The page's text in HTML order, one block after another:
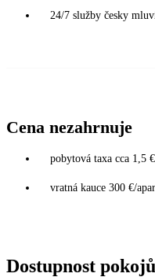
24/7 služby česky
Cena nezahrnuje
pobytová taxa cca 1,5
vratná kauce 300 €/
Dostupnost pokojů